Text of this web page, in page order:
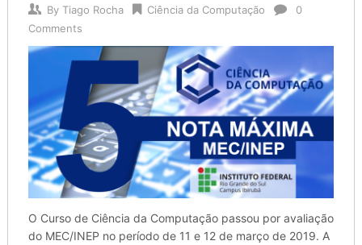
By Tiago Rocha Ciência da Computação
0
Comments
O Curso de Ciência da Computação passou por avaliação
do MEC/INEP no período de 11 e 12 de março de 2019. A